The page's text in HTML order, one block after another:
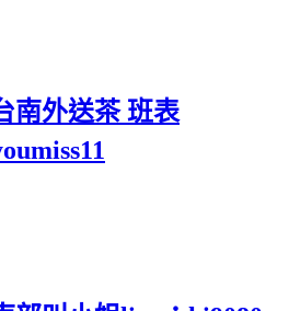
南外送茶 班表